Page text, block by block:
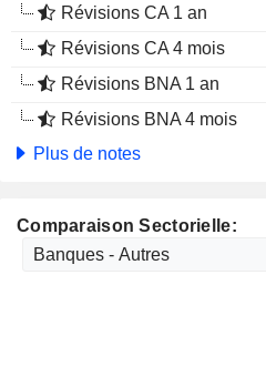
Révisions CA 1 an
Révisions CA 4 mois
Révisions BNA 1 an
Révisions BNA 4 mois
Plus de notes
Comparaison Sectorielle: